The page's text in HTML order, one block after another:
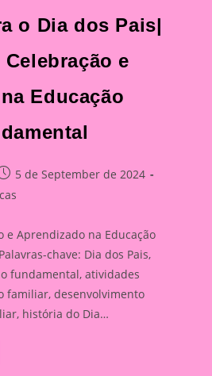
o Dia dos Pais|
e
Educação
5 de September de 2024
e Aprendizado na Educação
chave: Dia dos Pais,
fundamental, atividades
familiar, desenvolvimento
história do Dia…